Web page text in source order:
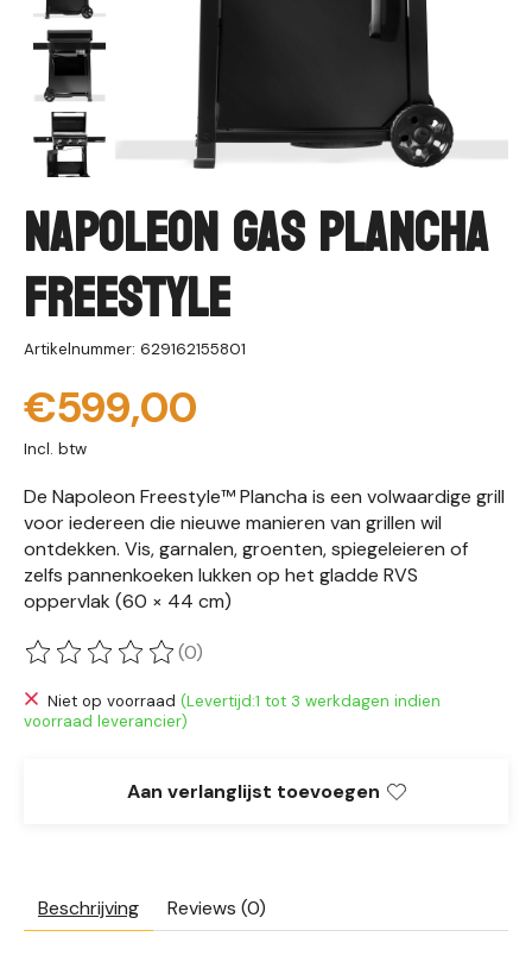
Napoleon Gas Plancha
Freestyle
Artikelnummer: 629162155801
€599,00
Incl. btw
De Napoleon Freestyle™ Plancha is een volwaardige grill
voor iedereen die nieuwe manieren van grillen wil
ontdekken. Vis, garnalen, groenten, spiegeleieren of
zelfs pannenkoeken lukken op het gladde RVS
oppervlak (60 × 44 cm)
De beoordeling van dit product is
(0)
Niet op voorraad (Levertijd:1 tot 3 werkdagen indien
voorraad leverancier)
Aan verlanglijst toevoegen
Beschrijving Reviews (0)